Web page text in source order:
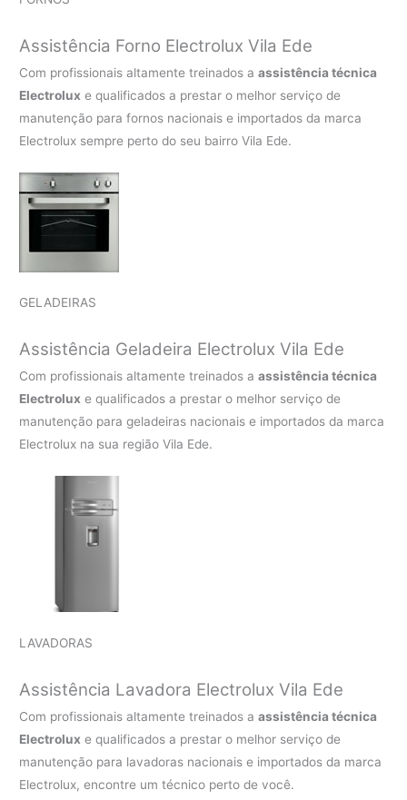
Assistência Forno Electrolux Vila Ede
Com profissionais altamente treinados aassistência técnica
Electrolux e qualificados a prestar o melhor serviço de
manutenção para fornos nacionais e importados da marca
Electrolux sempre perto do seu bairro Vila Ede.
GELADEIRAS
Assistência Geladeira Electrolux Vila Ede
Com profissionais altamente treinados aassistência técnica
Electrolux e qualificados a prestar o melhor serviço de
manutenção para geladeiras nacionais e importados da marca
Electrolux na sua região Vila Ede.
LAVADORAS
Assistência Lavadora Electrolux Vila Ede
Com profissionais altamente treinados aassistência técnica
Electrolux e qualificados a prestar o melhor serviço de
manutenção para lavadoras nacionais e importados da marca
Electrolux, encontre um técnico perto de você.